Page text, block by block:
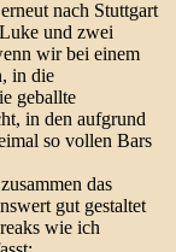
nach Stuttgart
und zwei
wir bei einem
in die
geballte
in den aufgrund
so vollen Bars
das
gut gestaltet
wie ich